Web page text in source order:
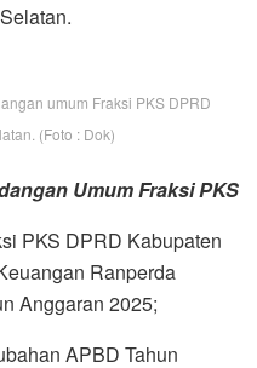
umum Fraksi PKS DPRD
(Foto : Dok)
Umum Fraksi PKS
PKS DPRD Kabupaten
Ranperda
Anggaran 2025;
APBD Tahun